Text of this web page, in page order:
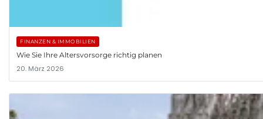
FINANZEN & IMMOBILIEN
Wie Sie Ihre Altersvorsorge richtig planen
20. März 2026